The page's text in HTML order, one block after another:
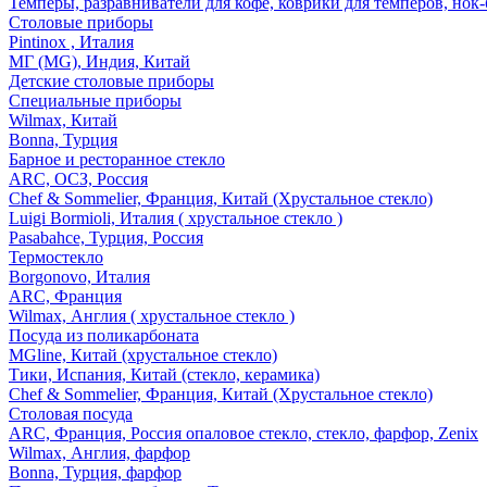
Столовые приборы
Pintinox , Италия
МГ (MG), Индия, Китай
Детские столовые приборы
Специальные приборы
Wilmax, Китай
Bonna, Турция
Барное и ресторанное стекло
ARC, ОСЗ, Россия
Chef & Sommelier, Франция, Китай (Хрустальное стекло)
Luigi Bormioli, Италия ( хрустальное стекло )
Pasabahce, Турция, Россия
Термостекло
Borgonovo, Италия
ARC, Франция
Wilmax, Англия ( хрустальное стекло )
Посуда из поликарбоната
MGline, Китай (хрустальное стекло)
Тики, Испания, Китай (стекло, керамика)
Chef & Sommelier, Франция, Китай (Хрустальное стекло)
Столовая посуда
ARC, Франция, Россия опаловое стекло, стекло, фарфор, Zenix
Wilmax, Англия, фарфор
Bonna, Турция, фарфор